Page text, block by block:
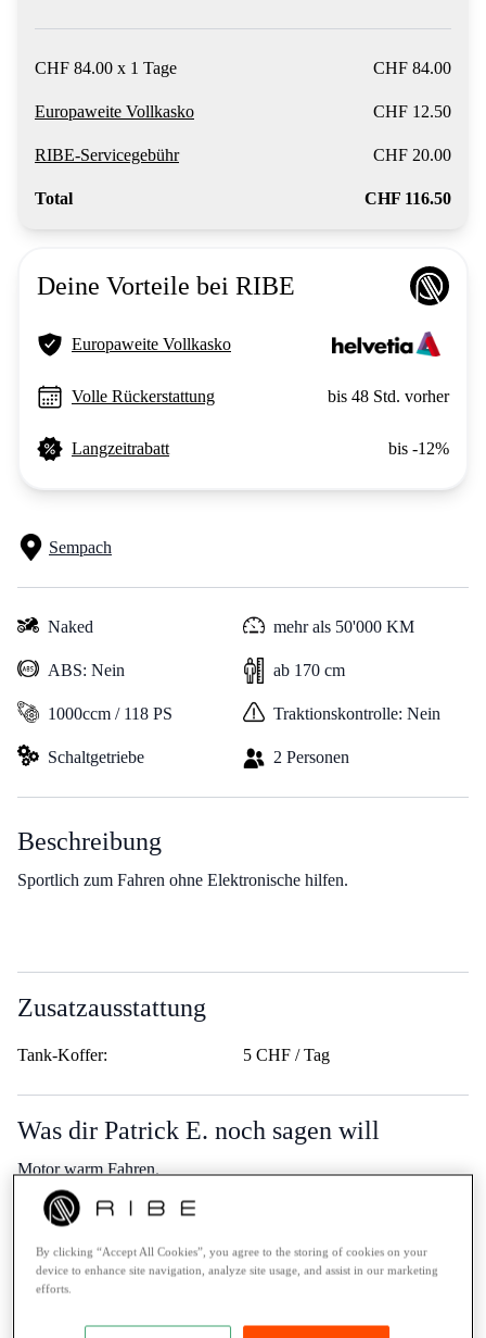
CHF 84.00 x 1 Tage CHF 84.00
Europaweite Vollkasko CHF 12.50
RIBE-Servicegebühr CHF 20.00
Total CHF 116.50
Deine Vorteile bei RIBE
Europaweite Vollkasko
Volle Rückerstattung bis 48 Std. vorher
Langzeitrabatt bis -12%
Sempach
Naked mehr als 50'000 KM
ABS: Nein ab 170 cm
1000ccm / 118 PS Traktionskontrolle: Nein
Schaltgetriebe 2 Personen
Beschreibung
Sportlich zum Fahren ohne Elektronische hilfen.
Zusatzausstattung
Tank-Koffer: 5 CHF / Tag
Was dir Patrick E. noch sagen will
Motor warm Fahren.
Inbegriffene KM:
Aufpreis pro KM:
0.40.- / KM
Letzter Service:
08.2024
Auslandfahrten:
By clicking “Accept All Cookies”, you agree to the storing of cookies on your
device to enhance site navigation, analyze site usage, and assist in our marketing
efforts.